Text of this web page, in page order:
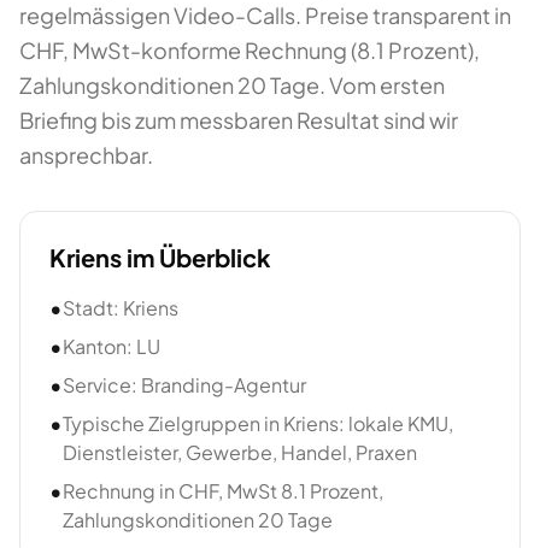
regelmässigen Video-Calls. Preise transparent in
CHF, MwSt-konforme Rechnung (8.1 Prozent),
Zahlungskonditionen 20 Tage. Vom ersten
Briefing bis zum messbaren Resultat sind wir
ansprechbar.
Kriens im Überblick
•Stadt: Kriens
•Kanton: LU
•Service: Branding-Agentur
•Typische Zielgruppen in Kriens: lokale KMU,
Dienstleister, Gewerbe, Handel, Praxen
•Rechnung in CHF, MwSt 8.1 Prozent,
Zahlungskonditionen 20 Tage